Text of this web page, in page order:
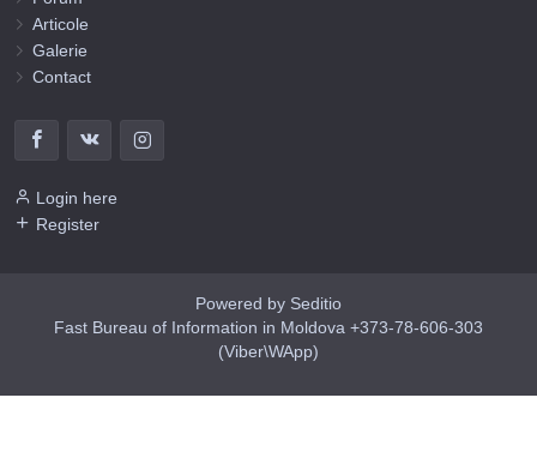
Articole
Galerie
Contact
Login here
Register
Powered by Seditio
Fast Bureau of Information in Moldova +373-78-606-303
(Viber\WApp)